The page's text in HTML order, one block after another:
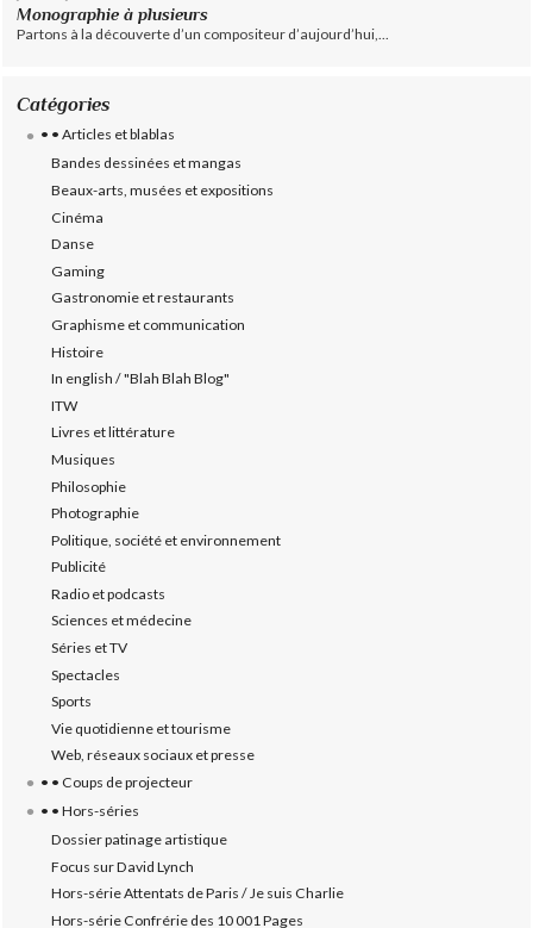
Monographie à plusieurs
Partons à la découverte d’un compositeur d’aujourd’hui,...
Catégories
• • Articles et blablas
Bandes dessinées et mangas
Beaux-arts, musées et expositions
Cinéma
Danse
Gaming
Gastronomie et restaurants
Graphisme et communication
Histoire
In english / "Blah Blah Blog"
ITW
Livres et littérature
Musiques
Philosophie
Photographie
Politique, société et environnement
Publicité
Radio et podcasts
Sciences et médecine
Séries et TV
Spectacles
Sports
Vie quotidienne et tourisme
Web, réseaux sociaux et presse
• • Coups de projecteur
• • Hors-séries
Dossier patinage artistique
Focus sur David Lynch
Hors-série Attentats de Paris / Je suis Charlie
Hors-série Confrérie des 10 001 Pages